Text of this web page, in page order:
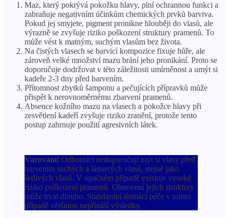
Maz, který pokrývá pokožku hlavy, plní ochrannou funkci a
zabraňuje negativním účinkům chemických prvků barviva.
Pokud jej smyjete, pigment pronikne hlouběji do vlasů, ale
výrazně se zvyšuje riziko poškození struktury pramenů. To
může vést k matným, suchým vlasům bez života.
Na čistých vlasech se barvicí kompozice fixuje hůře, ale
zároveň velké množství mazu brání jeho pronikání. Proto se
doporučuje dodržovat v této záležitosti umírněnost a umýt si
kadeře 2-3 dny před barvením.
Přítomnost zbytků šamponu a pečujících přípravků může
přispět k nerovnoměrnému zbarvení pramenů.
Absence kožního mazu na vlasech a pokožce hlavy při
zesvětlení kadeří zvyšuje riziko zranění, protože tento
postup zahrnuje použití agresivních látek.
Varování! Odborníci nedoporučují mýt si vlasy před
barvením suchých a lámavých vlasů, stejně jako
šedivých vlasů. V opačném případě existuje vysoké
riziko poškození pramenů. Obnovení jejich struktury
může trvat dlouho. Standardní domácí péče v tomto
případě většinou nepřináší výsledky.